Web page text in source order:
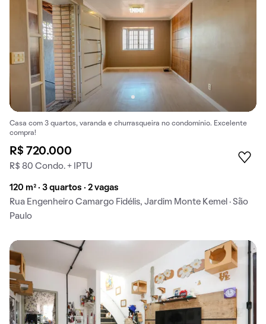
Casa com 3 quartos, varanda e churrasqueira no condomínio. Excelente
compra!
R$ 720.000
R$ 80 Condo. + IPTU
120 m² · 3 quartos · 2 vagas
Rua Engenheiro Camargo Fidélis, Jardim Monte Kemel · São
Paulo